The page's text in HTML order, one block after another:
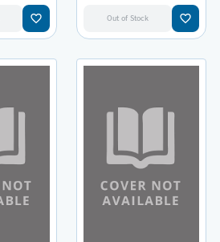
favorite_border Out of Stock favorite_border